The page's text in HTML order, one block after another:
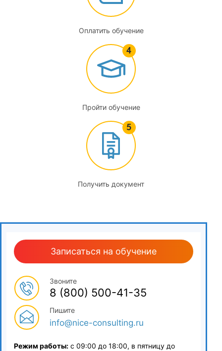
Оплатить обучение
Пройти обучение
Получить документ
Записаться на обучение
Звоните
8 (800) 500-41-35
Пишите
info@nice-consulting.ru
Режим работы: с 09:00 до 18:00, в пятницу до